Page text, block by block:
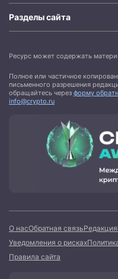
Разделы сайта
Ресурс может содержать
Полное или частичное
письменного разрешения
обращайтесь через форму
info@crypto.ru
О насОбратная связьРедакция
Уведомления о рисках
Правила сайта